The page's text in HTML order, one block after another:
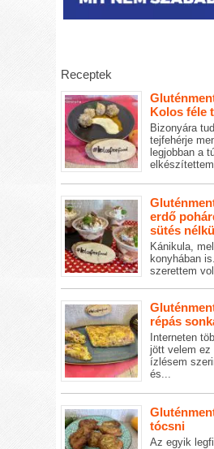
Receptek
Kolos féle
Bizonyára
tejfehérje
legjobban a
erdő
sütés
Kánikula,
konyhában
szerettem
répás
Interneten
jött velem
ízlésem
és...
tócsni
Az egyik